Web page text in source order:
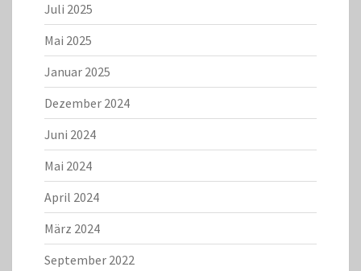
Juli 2025
Mai 2025
Januar 2025
Dezember 2024
Juni 2024
Mai 2024
April 2024
März 2024
September 2022